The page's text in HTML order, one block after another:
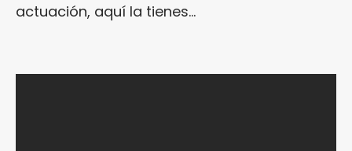
actuación, aquí la tienes…